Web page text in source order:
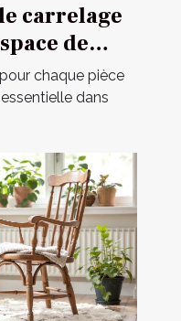
carrelage
de
chaque pièce
dans